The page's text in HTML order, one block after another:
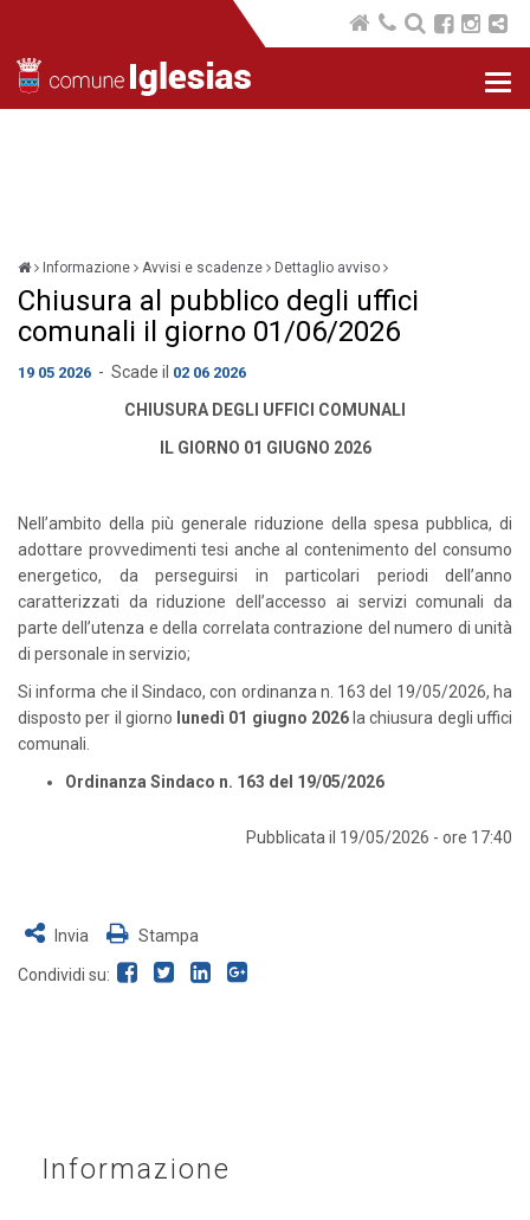
Informazione Avvisi e scadenze Dettaglio avviso
Chiusura al pubblico degli uffici
comunali il giorno 01/06/2026
19 05 2026 - Scade il 02 06 2026
CHIUSURA DEGLI UFFICI COMUNALI
IL GIORNO 01 GIUGNO 2026
Nell’ambito della più generale riduzione della spesa pubblica, di
adottare provvedimenti tesi anche al contenimento del consumo
energetico, da perseguirsi in particolari periodi dell’anno
caratterizzati da riduzione dell’accesso ai servizi comunali da
parte dell’utenza e della correlata contrazione del numero di unità
di personale in servizio;
Si informa che il Sindaco, con ordinanza n. 163 del 19/05/2026, ha
disposto per il giorno lunedì 01 giugno 2026la chiusura degli uffici
comunali.
Ordinanza Sindaco n. 163 del 19/05/2026
Pubblicata il 19/05/2026 - ore 17:40
Invia Stampa
Condividi su:
Informazione